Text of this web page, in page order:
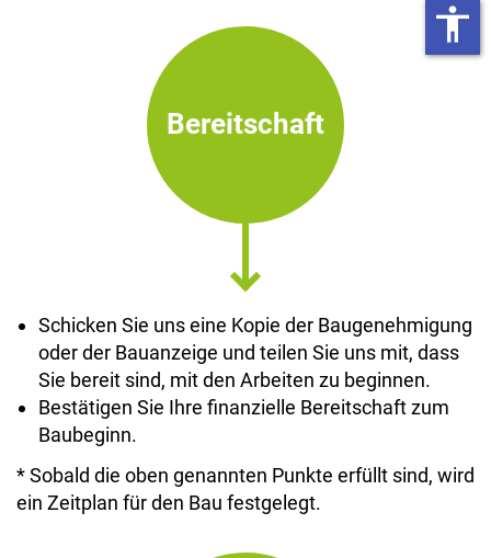
Bereitschaft
Schicken Sie uns eine Kopie der Baugenehmigung
oder der Bauanzeige und teilen Sie uns mit, dass
Sie bereit sind, mit den Arbeiten zu beginnen.
Bestätigen Sie Ihre finanzielle Bereitschaft zum
Baubeginn.
* Sobald die oben genannten Punkte erfüllt sind, wird
ein Zeitplan für den Bau festgelegt.
accessibility